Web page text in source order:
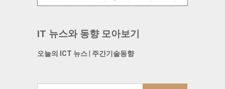
IT 뉴스와 동향 모아보기
오늘의 ICT 뉴스| 주간기술동향